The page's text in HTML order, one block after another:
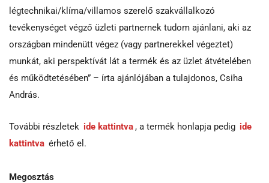
légtechnikai/klíma/villamos szerelő szakvállalkozó
tevékenységet végző üzleti partnernek tudom ajánlani, aki az
országban mindenütt végez (vagy partnerekkel végeztet)
munkát, aki perspektívát lát a termék és az üzlet átvételében
és működtetésében” – írta ajánlójában a tulajdonos, Csiha
András.
További részletek ide kattintva , a termék honlapja pedig ide
kattintva érhető el.
Megosztás